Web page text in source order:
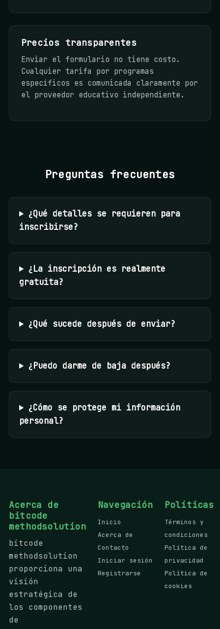
Precios transparentes
Enviar el formulario no tiene costo.
Cualquier tarifa por programas
específicos es comunicada claramente por
el proveedor educativo independiente.
Preguntas frecuentes
¿Qué detalles se requieren para
inscribirse?
¿La inscripción es realmente
gratuita?
¿Qué sucede después de enviar?
¿Puedo darme de baja después?
¿Cómo se protege mi información
personal?
Acerca de
bitcode
methodsolution
bitcode
methodsolution
proporciona una
visión
estratégica de
los componentes
de
Navegación
Inicio
Acerca de
Contacto
Iniciar sesión
Registrarse
Políticas
Términos y
condiciones
Política de
privacidad
Política de
cookies